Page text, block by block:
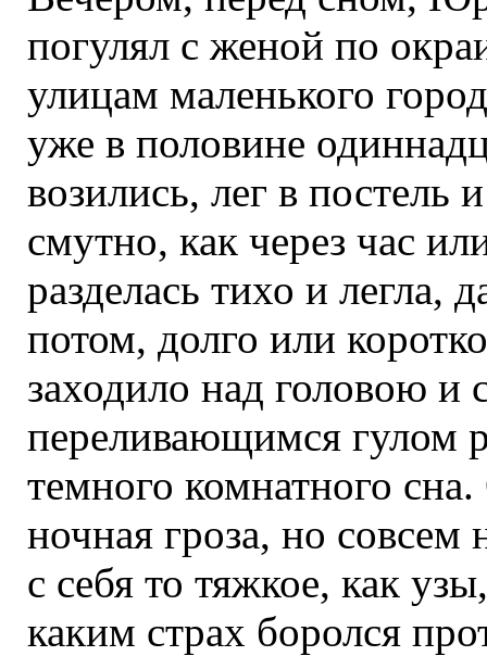
погулял с женой по
улицам маленького
уже в половине
возились, лег в
смутно, как через час
разделась тихо и легла,
потом, долго или
заходило над головою и
переливающимся гулом
темного комнатного
ночная гроза, но совсем
с себя то тяжкое, как
каким страх боролся